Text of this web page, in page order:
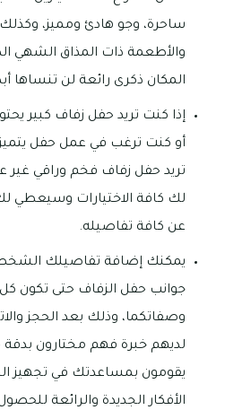
ساحرة، وجو هادئ ومميز، وكذلك
والأطعمة ذات المذاق الشهي
المكان ذكرى رائعة لن تنساها
إذا كنت تريد حفل زفاف كبير
أو كنت ترغب في عمل حفل
تريد حفل زفاف فخم وراقي غير
لك كافة الاختيارات وسيعطي
عن كافة تفاصيله.
يمكنك إضافة تفاصيلك
جوانب حفل الزفاف حتى تكون
وصفاتكما، وذلك بعد الحجز
لديهم خبرة فهم مختارون
يقومون بمساعدتك في تجهيز
الأفكار الجديدة والرائعة